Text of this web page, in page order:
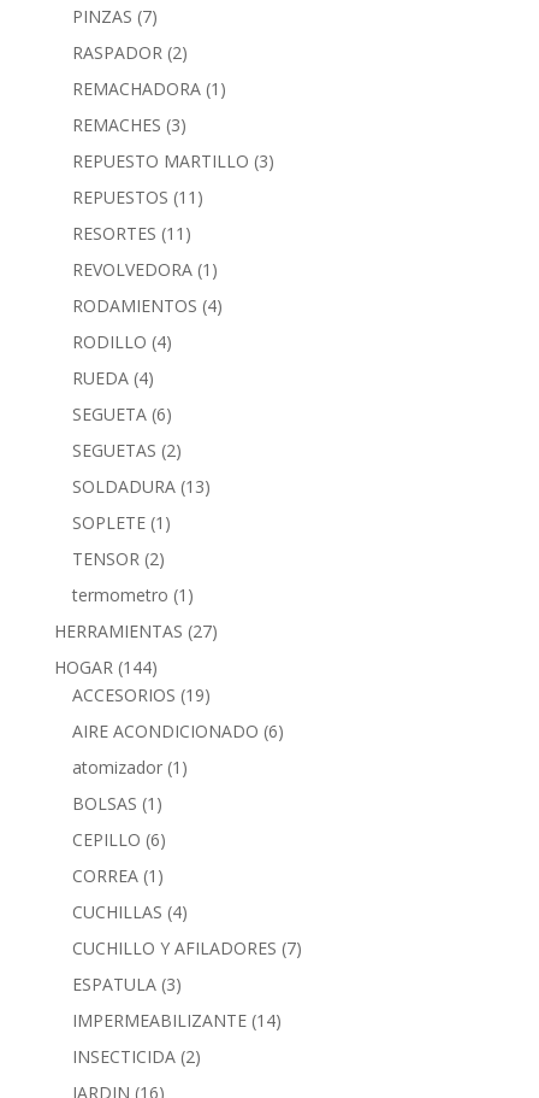
PINZAS (7)
RASPADOR (2)
REMACHADORA (1)
REMACHES (3)
REPUESTO MARTILLO (3)
REPUESTOS (11)
RESORTES (11)
REVOLVEDORA (1)
RODAMIENTOS (4)
RODILLO (4)
RUEDA (4)
SEGUETA (6)
SEGUETAS (2)
SOLDADURA (13)
SOPLETE (1)
TENSOR (2)
termometro (1)
HERRAMIENTAS (27)
HOGAR (144)
ACCESORIOS (19)
AIRE ACONDICIONADO (6)
atomizador (1)
BOLSAS (1)
CEPILLO (6)
CORREA (1)
CUCHILLAS (4)
CUCHILLO Y AFILADORES (7)
ESPATULA (3)
IMPERMEABILIZANTE (14)
INSECTICIDA (2)
JARDIN (16)